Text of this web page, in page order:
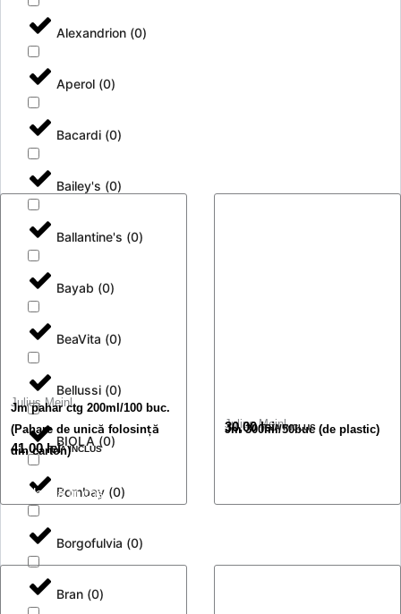
Alexandrion (0)
Aperol (0)
Bacardi (0)
Bailey's (0)
Ballantine's (0)
Bayab (0)
BeaVita (0)
Bellussi (0)
BIOLA (0)
Bombay (0)
Borgofulvia (0)
Bran (0)
Julius Meinl
Jm pahar ctg 200ml/100 buc.
(Pahare de unică folosință
din carton)
41,00lei
TVA INCLUS
Adaugă în coș
Julius Meinl
Jm 300ml/50buc (de plastic)
30,00lei
TVA INCLUS